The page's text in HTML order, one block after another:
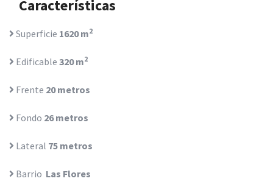
Características
Superficie 1620 m2
Edificable 320 m2
Frente 20 metros
Fondo 26 metros
Lateral 75 metros
Barrio Las Flores